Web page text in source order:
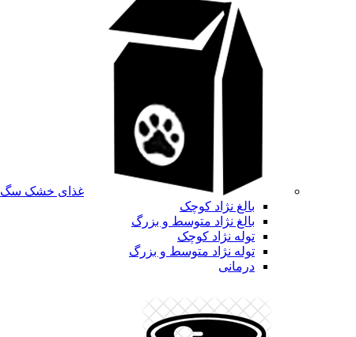
غذای خشک سگ
بالغ نژاد کوچک
بالغ نژاد متوسط و بزرگ
توله نژاد کوچک
توله نژاد متوسط و بزرگ
درمانی